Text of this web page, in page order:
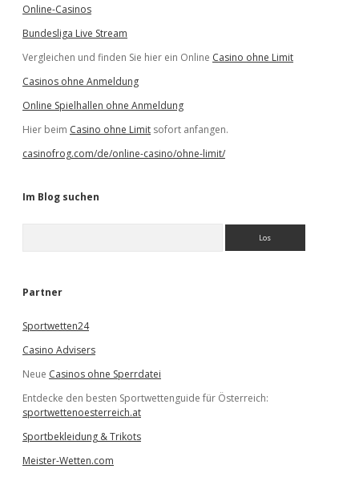
Online-Casinos
Bundesliga Live Stream
Vergleichen und finden Sie hier ein Online Casino ohne Limit
Casinos ohne Anmeldung
Online Spielhallen ohne Anmeldung
Hier beim Casino ohne Limit sofort anfangen.
casinofrog.com/de/online-casino/ohne-limit/
Im Blog suchen
e
Partner
Sportwetten24
Casino Advisers
Neue Casinos ohne Sperrdatei
Entdecke den besten Sportwettenguide für Österreich:
sportwettenoesterreich.at
Sportbekleidung & Trikots
Meister-Wetten.com